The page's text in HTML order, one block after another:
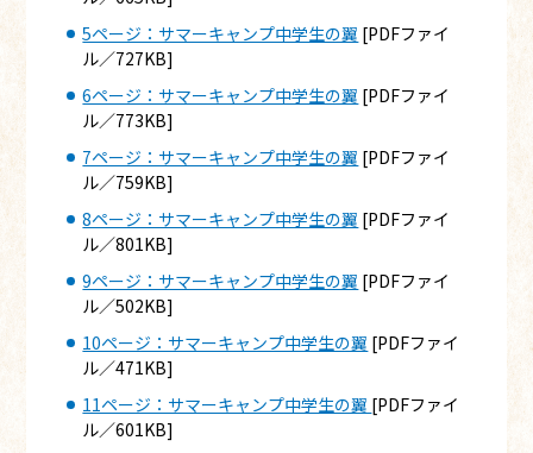
5ページ：サマーキャンプ中学生の翼 [PDFファイ
ル／727KB]
6ページ：サマーキャンプ中学生の翼 [PDFファイ
ル／773KB]
7ページ：サマーキャンプ中学生の翼 [PDFファイ
ル／759KB]
8ページ：サマーキャンプ中学生の翼 [PDFファイ
ル／801KB]
9ページ：サマーキャンプ中学生の翼 [PDFファイ
ル／502KB]
10ページ：サマーキャンプ中学生の翼 [PDFファイ
ル／471KB]
11ページ：サマーキャンプ中学生の翼 [PDFファイ
ル／601KB]